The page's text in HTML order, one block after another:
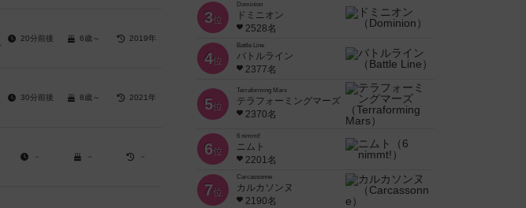
20分前後 6歳～ 2019年
30分前後 8歳～ 2021年
－ － －
3位
Dominion
ドミニオン
2528名
4位
Battle Line
バトルライン
2377名
5位
Terraforming Mars
テラフォーミングマーズ
2370名
6位
6 nimmt!
ニムト
2201名
7位
Carcassonne
カルカソンヌ
2190名